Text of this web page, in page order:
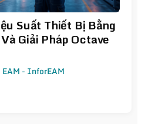
Suất Thiết Bị Bằng
Giải Pháp Octave
EAM - InforEAM